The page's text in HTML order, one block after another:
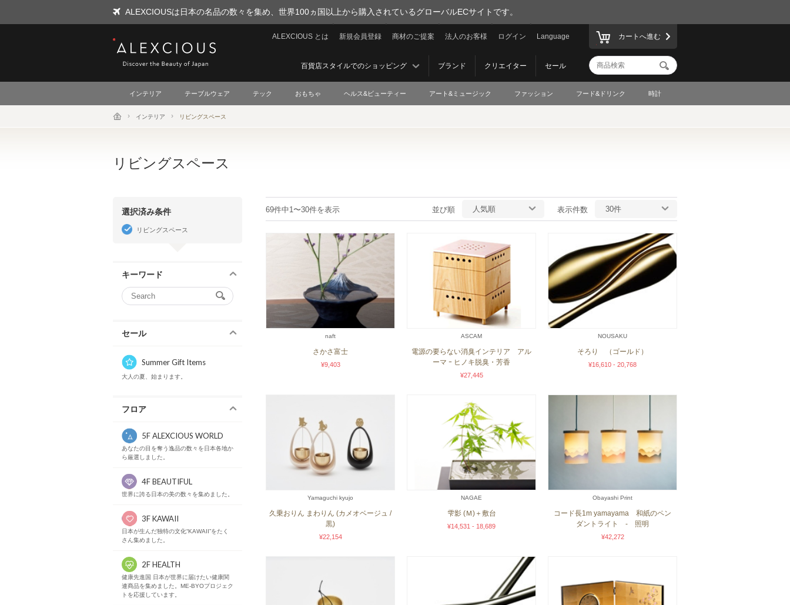
ALEXCIOUSは日本の名品の数々を集め、世界100ヵ国以上から購入されているグローバルECサイトです。
ALEXCIOUS
Language
ログイン
法人のお客様
商材のご提案
新規会員登録
ALEXCIOUS とは
セール
クリエイター
ブランド
百貨店スタイルでのショッピング
カートへ進む
インテリア テーブルウェア テック おもちゃ ヘルス&ビューティー アート&ミュージック ファッション フード&ドリンク 時計
インテリア リビングスペース
リビングスペース
選択済み条件
リビングスペース
キーワード
セール
Summer Gift Items
大人の夏、始まります。
フロア
5F ALEXCIOUS WORLD
あなたの目を奪う逸品の数々を日本各地か
ら厳選しました。
4F BEAUTIFUL
世界に誇る日本の美の数々を集めました。
3F KAWAII
日本が生んだ独特の文化“KAWAII”をたく
さん集めました。
2F HEALTH
健康先進国 日本が世界に届けたい健康関
連商品を集めました。ME-BYOプロジェク
トを応援しています。
69件中1〜30件を表示 並び順 人気順 表示件数 30件
naft
さかさ富士
¥9,403
ASCAM
電源の要らない消臭インテリア アル
ーマ ｰ ヒノキ脱臭・芳香
¥27,445
NOUSAKU
そろり （ゴールド）
¥16,610 - 20,768
Yamaguchi kyujo
久乗おりん まわりん (カメオベージュ /
黒)
¥22,154
NAGAE
雫影 (Ｍ)＋敷台
¥14,531 - 18,689
Obayashi Print
コード長1m yamayama 和紙のペン
ダントライト - 照明
¥42,272